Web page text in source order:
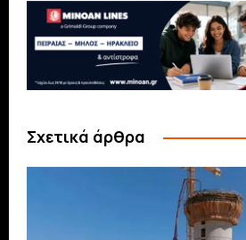
Σχετικά άρθρα